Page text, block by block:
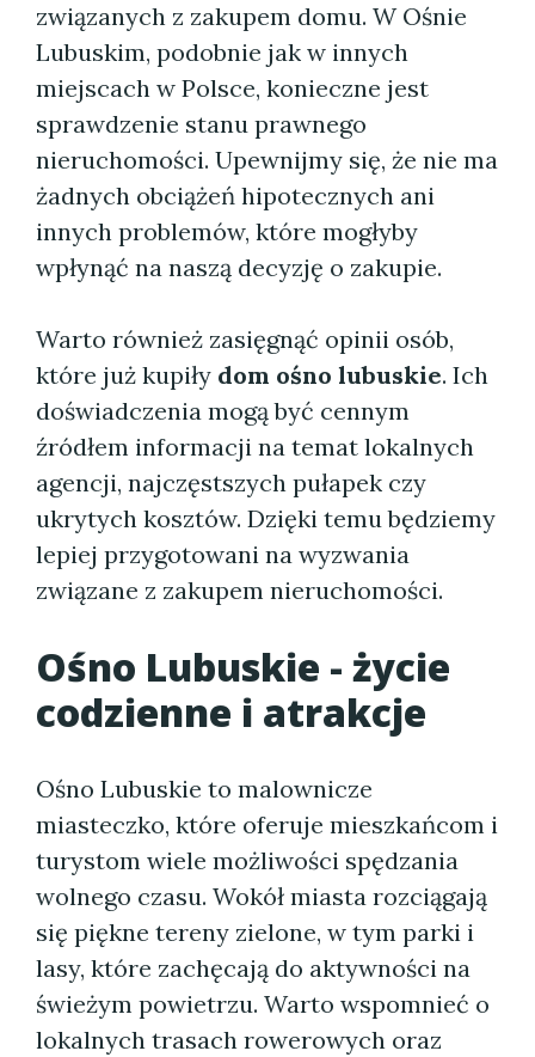
związanych z zakupem domu. W Ośnie
Lubuskim, podobnie jak w innych
miejscach w Polsce, konieczne jest
sprawdzenie stanu prawnego
nieruchomości. Upewnijmy się, że nie ma
żadnych obciążeń hipotecznych ani
innych problemów, które mogłyby
wpłynąć na naszą decyzję o zakupie.
Warto również zasięgnąć opinii osób,
które już kupiły dom ośno lubuskie. Ich
doświadczenia mogą być cennym
źródłem informacji na temat lokalnych
agencji, najczęstszych pułapek czy
ukrytych kosztów. Dzięki temu będziemy
lepiej przygotowani na wyzwania
związane z zakupem nieruchomości.
Ośno Lubuskie - życie
codzienne i atrakcje
Ośno Lubuskie to malownicze
miasteczko, które oferuje mieszkańcom i
turystom wiele możliwości spędzania
wolnego czasu. Wokół miasta rozciągają
się piękne tereny zielone, w tym parki i
lasy, które zachęcają do aktywności na
świeżym powietrzu. Warto wspomnieć o
lokalnych trasach rowerowych oraz